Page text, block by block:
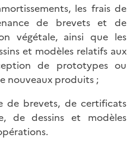
les frais de
de brevets et de
végétale, ainsi que les
et modèles relatifs aux
de prototypes ou
nouveaux produits ;
de brevets, de certificats
de dessins et modèles